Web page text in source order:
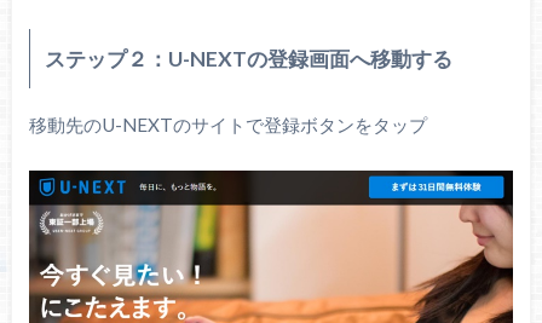
ステップ２：U-NEXTの登録画面へ移動する
移動先のU-NEXTのサイトで登録ボタンをタップ